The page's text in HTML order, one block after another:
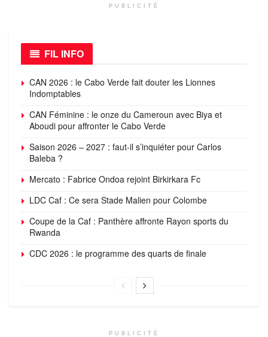
PUBLICITÉ
FIL INFO
CAN 2026 : le Cabo Verde fait douter les Lionnes
Indomptables
CAN Féminine : le onze du Cameroun avec Biya et
Aboudi pour affronter le Cabo Verde
Saison 2026 – 2027 : faut-il s’inquiéter pour Carlos
Baleba ?
Mercato : Fabrice Ondoa rejoint Birkirkara Fc
LDC Caf : Ce sera Stade Malien pour Colombe
Coupe de la Caf : Panthère affronte Rayon sports du
Rwanda
CDC 2026 : le programme des quarts de finale
PUBLICITÉ